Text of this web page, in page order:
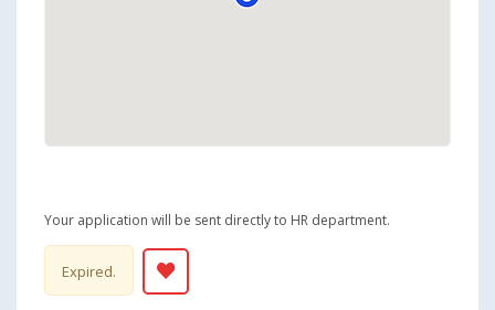
Your application will be sent directly to HR department.
Expired.